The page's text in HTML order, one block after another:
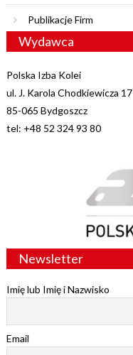
Publikacje Firm
Wydawca
Polska Izba Kolei
ul. J. Karola Chodkiewicza 17
85-065 Bydgoszcz
tel: +48 52 324 93 80
Newsletter
Imię lub Imię i Nazwisko
Email